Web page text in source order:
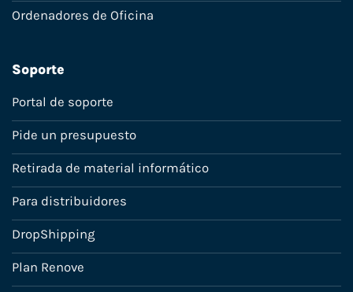
Ordenadores de Oficina
Soporte
Portal de soporte
Pide un presupuesto
Retirada de material informático
Para distribuidores
DropShipping
Plan Renove